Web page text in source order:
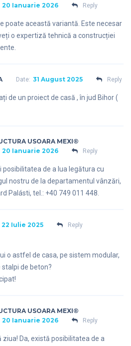
20 Ianuarie 2026 Reply
poate această variantă. Este necesar
o expertiză tehnică a construcției
Date: 31 August 2025 Reply
de un proiect de casă , în jud Bihor (
USOARA MEXI®
20 Ianuarie 2026 Reply
posibilitatea de a lua legătura cu
nostru de la departamentul vânzări,
Palásti, tel.: +40 749 011 448.
22 Iulie 2025 Reply
o astfel de casa, pe sistem modular,
stalpi de beton?
USOARA MEXI®
20 Ianuarie 2026 Reply
ziua! Da, există posibilitatea de a